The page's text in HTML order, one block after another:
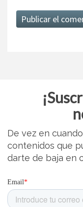
De vez en
contenidos que
darte de baja en